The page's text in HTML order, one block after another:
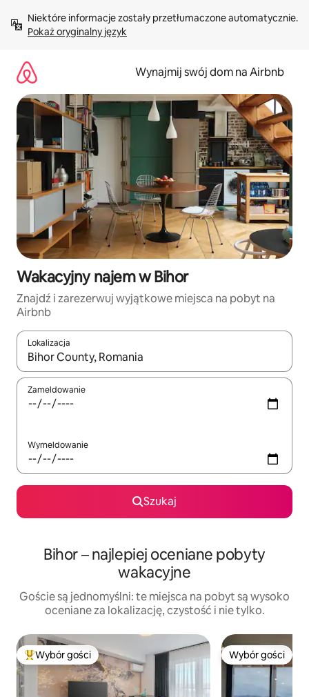
treści Pokaż oryginalny język
Wynajmij swój dom na Airbnb
Wakacyjny najem w Bihor
Znajdź i zarezerwuj wyjątkowe miejsca na pobyt na
Airbnb
Lokalizacja
Gdy wyniki będą dostępne, możesz poruszać się po nich za
Zameldowanie
Wymeldowanie
Szukaj
Bihor – najlepiej oceniane pobyty
wakacyjne
Goście są jednomyślni: te miejsca na pobyt są wysoko
oceniane za lokalizację, czystość i nie tylko.
Najpopularniejsze z kategorii Wybór gości
Wybór gości Wybór gości
Wybór gości